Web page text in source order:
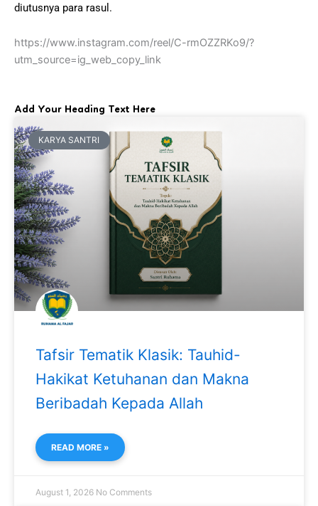
diutusnya para rasul.
https://www.instagram.com/reel/C-rmOZZRKo9/?
utm_source=ig_web_copy_link
Add Your Heading Text Here
KARYA SANTRI
Tafsir Tematik Klasik: Tauhid-
Hakikat Ketuhanan dan Makna
Beribadah Kepada Allah
READ MORE »
August 1, 2026 No Comments